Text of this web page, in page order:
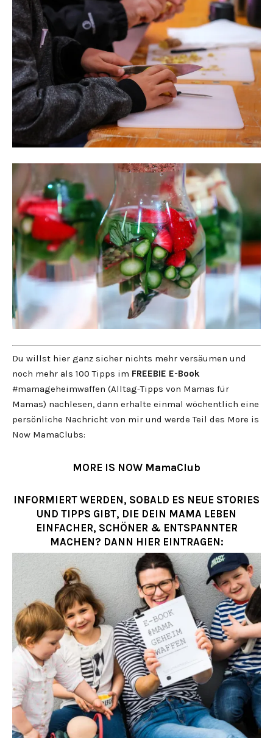
Du willst hier ganz sicher nichts mehr versäumen und
noch mehr als 100 Tipps im FREEBIE E-Book
#mamageheimwaffen (Alltag-Tipps von Mamas für
Mamas) nachlesen, dann erhalte einmal wöchentlich eine
persönliche Nachricht von mir und werde Teil des More is
Now MamaClubs:
MORE IS NOW MamaClub
INFORMIERT WERDEN, SOBALD ES NEUE STORIES
UND TIPPS GIBT, DIE DEIN MAMA LEBEN
EINFACHER, SCHÖNER & ENTSPANNTER
MACHEN? DANN HIER EINTRAGEN: